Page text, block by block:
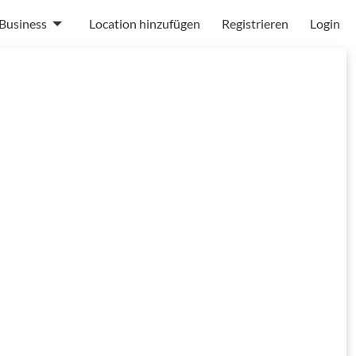
Business Location hinzufügen Registrieren Login